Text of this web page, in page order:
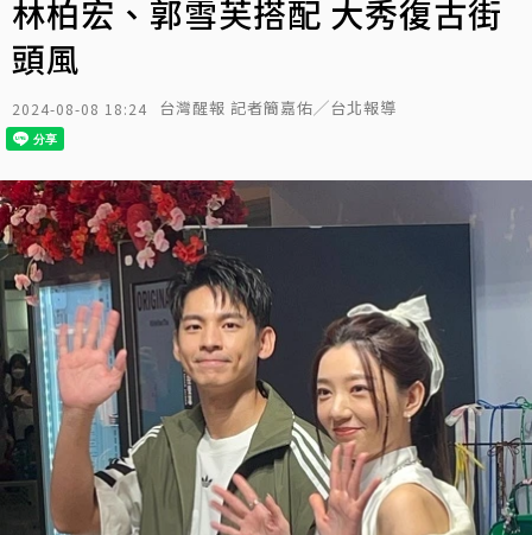
林柏宏、郭雪芙搭配 大秀復古街
頭風
2024-08-08 18:24 台灣醒報 記者簡嘉佑╱台北報導